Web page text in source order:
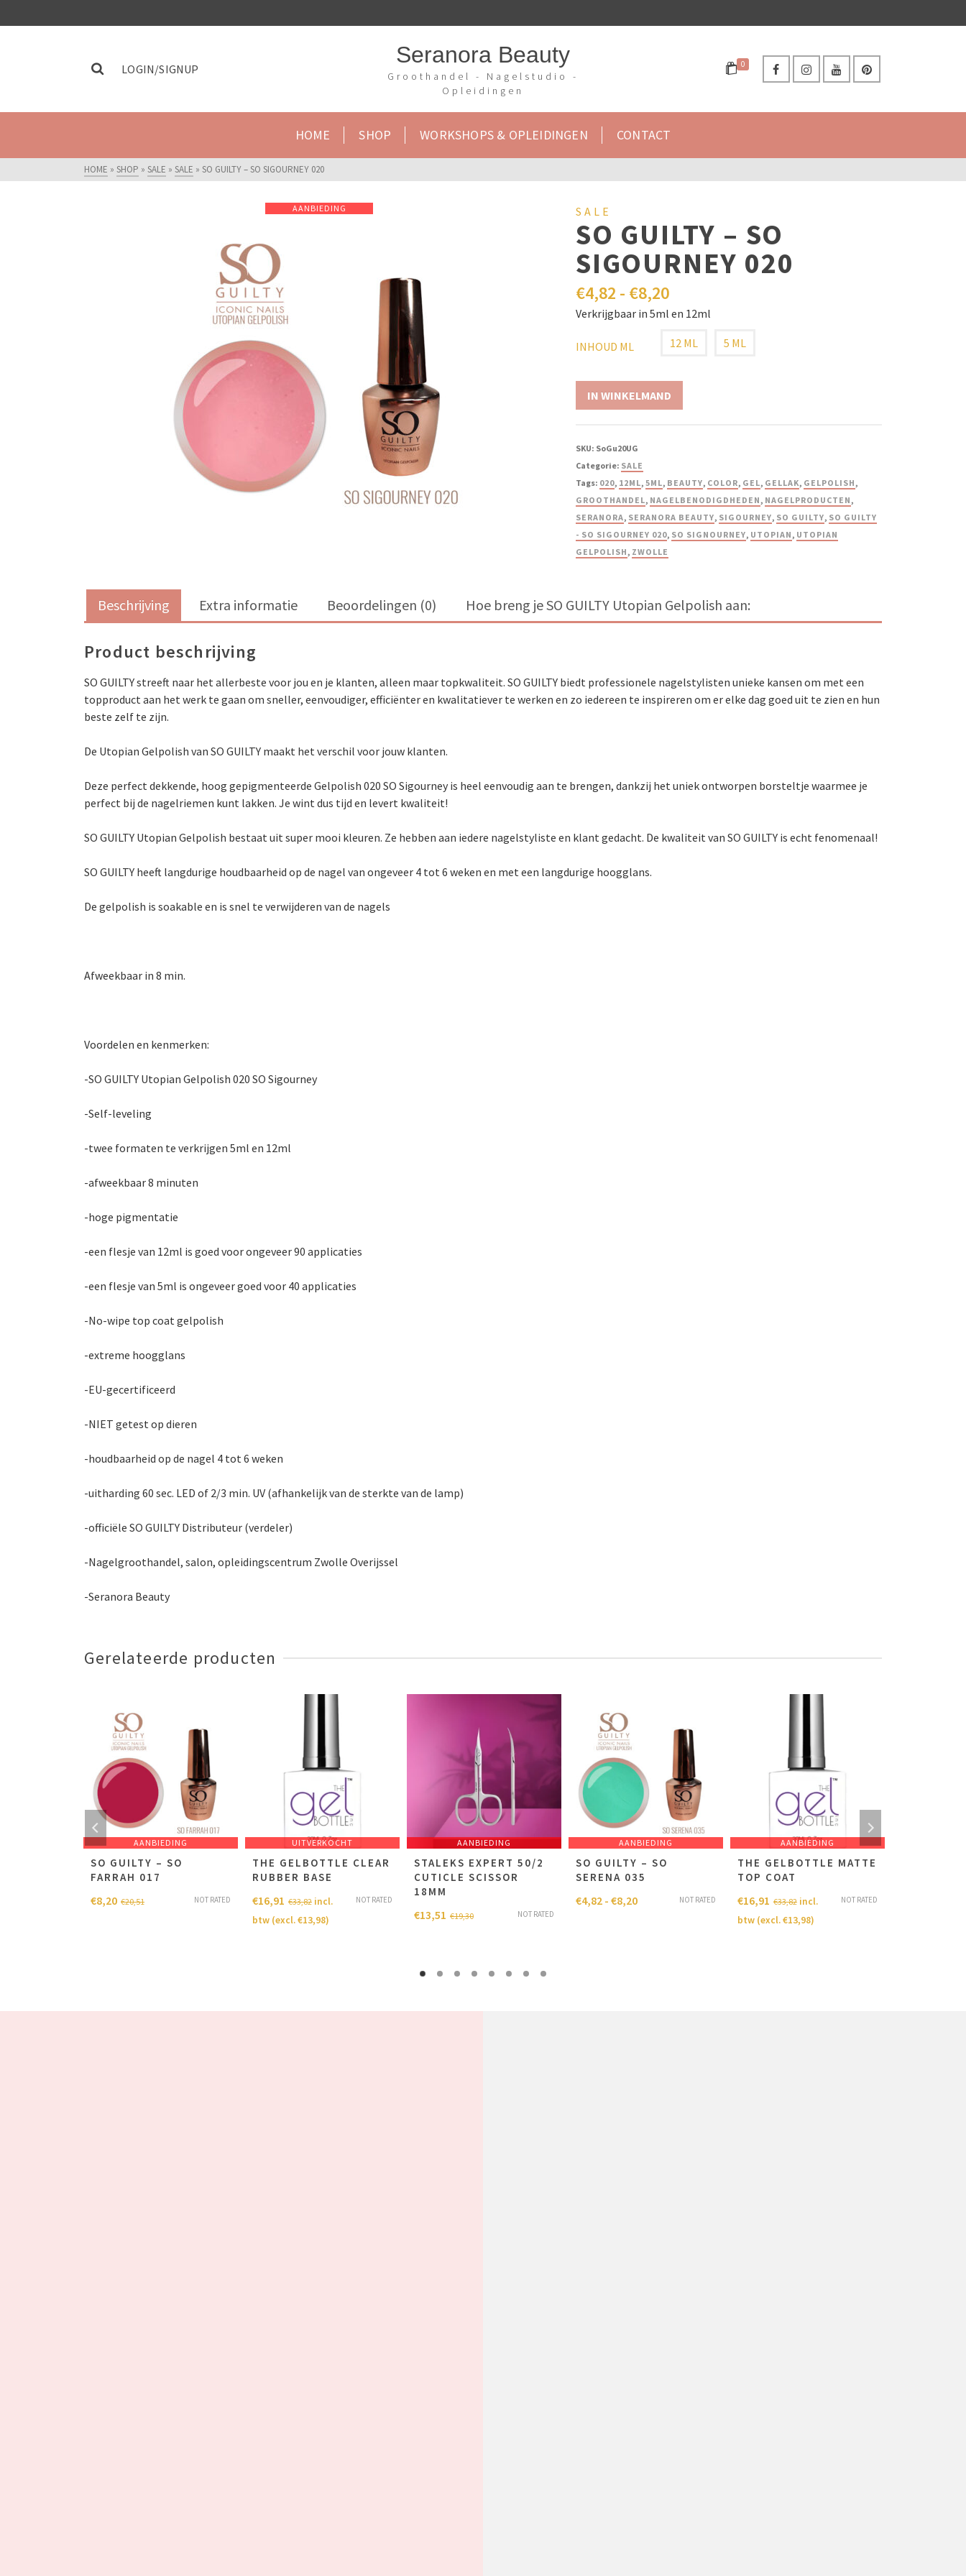
LOGIN/SIGNUP
Seranora Beauty
Groothandel - Nagelstudio -
Opleidingen
0
HOME SHOP WORKSHOPS & OPLEIDINGEN CONTACT
HOME » SHOP » SALE » SALE » SO GUILTY – SO SIGOURNEY 020
AANBIEDING SALE
SO GUILTY – SO
SIGOURNEY 020
€4,82 - €8,20
Verkrijgbaar in 5ml en 12ml
INHOUD ML 12 ML 5 ML
IN WINKELMAND
SKU: SoGu20UG
Categorie: SALE
Tags: 020, 12ML, 5ML, BEAUTY, COLOR, GEL, GELLAK, GELPOLISH,
GROOTHANDEL, NAGELBENODIGDHEDEN, NAGELPRODUCTEN,
SERANORA, SERANORA BEAUTY, SIGOURNEY, SO GUILTY, SO GUILTY
- SO SIGOURNEY 020, SO SIGNOURNEY, UTOPIAN, UTOPIAN
GELPOLISH, ZWOLLE
Beschrijving Extra informatie Beoordelingen (0) Hoe breng je SO GUILTY Utopian Gelpolish aan:
Product beschrijving
SO GUILTY streeft naar het allerbeste voor jou en je klanten, alleen maar topkwaliteit. SO GUILTY biedt professionele nagelstylisten unieke kansen om met een
topproduct aan het werk te gaan om sneller, eenvoudiger, efficiënter en kwalitatiever te werken en zo iedereen te inspireren om er elke dag goed uit te zien en hun
beste zelf te zijn.
De Utopian Gelpolish van SO GUILTY maakt het verschil voor jouw klanten.
Deze perfect dekkende, hoog gepigmenteerde Gelpolish 020 SO Sigourney is heel eenvoudig aan te brengen, dankzij het uniek ontworpen borsteltje waarmee je
perfect bij de nagelriemen kunt lakken. Je wint dus tijd en levert kwaliteit!
SO GUILTY Utopian Gelpolish bestaat uit super mooi kleuren. Ze hebben aan iedere nagelstyliste en klant gedacht. De kwaliteit van SO GUILTY is echt fenomenaal!
SO GUILTY heeft langdurige houdbaarheid op de nagel van ongeveer 4 tot 6 weken en met een langdurige hoogglans.
De gelpolish is soakable en is snel te verwijderen van de nagels
Afweekbaar in 8 min.
Voordelen en kenmerken:
-SO GUILTY Utopian Gelpolish 020 SO Sigourney
-Self-leveling
-twee formaten te verkrijgen 5ml en 12ml
-afweekbaar 8 minuten
-hoge pigmentatie
-een flesje van 12ml is goed voor ongeveer 90 applicaties
-een flesje van 5ml is ongeveer goed voor 40 applicaties
-No-wipe top coat gelpolish
-extreme hoogglans
-EU-gecertificeerd
-NIET getest op dieren
-houdbaarheid op de nagel 4 tot 6 weken
-uitharding 60 sec. LED of 2/3 min. UV (afhankelijk van de sterkte van de lamp)
-officiële SO GUILTY Distributeur (verdeler)
-Nagelgroothandel, salon, opleidingscentrum Zwolle Overijssel
-Seranora Beauty
Gerelateerde producten
AANBIEDING
SO GUILTY – SO
FARRAH 017
NOT RATED
€20,51
€8,20
UITVERKOCHT
THE GELBOTTLE CLEAR
RUBBER BASE
NOT RATED
€33,82
€16,91
incl.
btw (excl.€13,98)
AANBIEDING
STALEKS EXPERT 50/2
CUTICLE SCISSOR
18MM
NOT RATED
€19,30
€13,51
AANBIEDING
SO GUILTY – SO
SERENA 035
NOT RATED
€4,82 - €8,20
AANBIEDING
THE GELBOTTLE MATTE
TOP COAT
NOT RATED
€33,82
€16,91
incl.
btw (excl.€13,98)